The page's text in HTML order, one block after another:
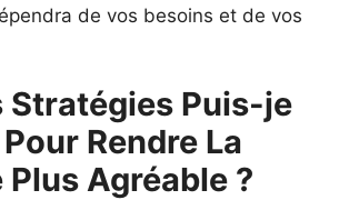
de vos besoins et de vos
Stratégies Puis-je
Rendre La
Agréable ?